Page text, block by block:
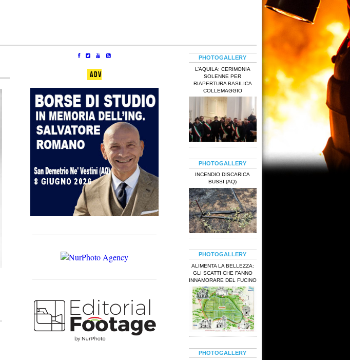
ADV
PHOTOGALLERY
L’AQUILA: CERIMONIA
SOLENNE PER
RIAPERTURA BASILICA
COLLEMAGGIO
PHOTOGALLERY
INCENDIO DISCARICA
BUSSI (AQ)
PHOTOGALLERY
ALIMENTA LA BELLEZZA:
GLI SCATTI CHE FANNO
INNAMORARE DEL FUCINO
PHOTOGALLERY